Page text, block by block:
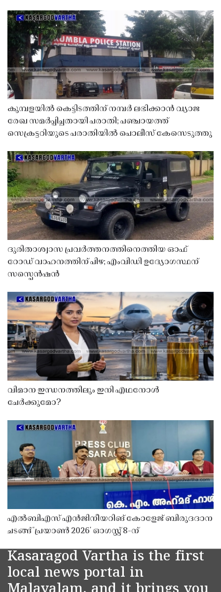
കുമ്പളയിൽ കെട്ടിടത്തിന് നമ്പർ ലഭിക്കാൻ വ്യാജ
രേഖ സമർപ്പിച്ചതായി പരാതി; പഞ്ചായത്ത്
സെക്രട്ടറിയുടെ പരാതിയിൽ പൊലീസ് കേസെടുത്തു
ദുരിതാശ്വാസ പ്രവർത്തനത്തിനെത്തിയ ഓഫ്
റോഡ് വാഹനത്തിന് പിഴ; എംവിഡി ഉദ്യോഗസ്ഥന്
സസ്പെൻഷൻ
വിമാന ഇന്ധനത്തിലും ഇനി എഥനോൾ
ചേർക്കുമോ?
എൽബിഎസ് എൻജിനീയറിങ് കോളേജ് ബിരുദദാന
ചടങ്ങ് 'പ്രയാൺ 2026' ഓഗസ്റ്റ് 8-ന്
Kasaragod Vartha is the first
local news portal in